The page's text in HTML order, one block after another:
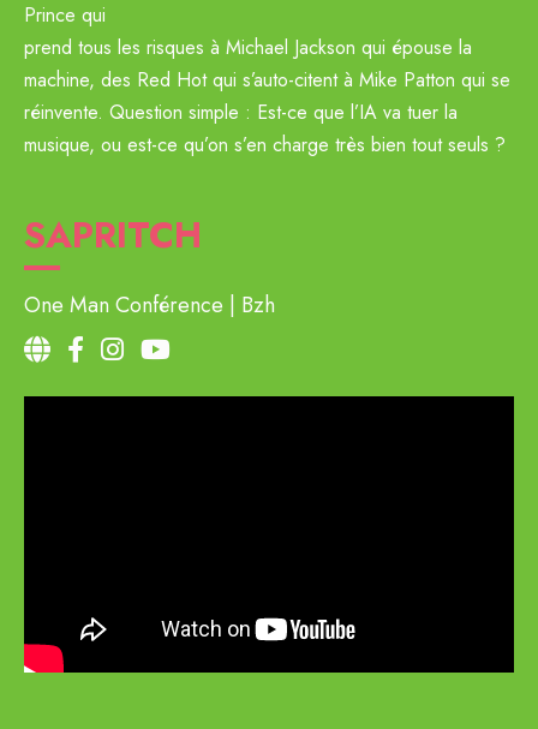
Prince qui
prend tous les risques à Michael Jackson qui épouse la
machine, des Red Hot qui s’auto-citent à Mike Patton qui se
réinvente. Question simple : Est-ce que l’IA va tuer la
musique, ou est-ce qu’on s’en charge très bien tout seuls ?
SAPRITCH
One Man Conférence Bzh